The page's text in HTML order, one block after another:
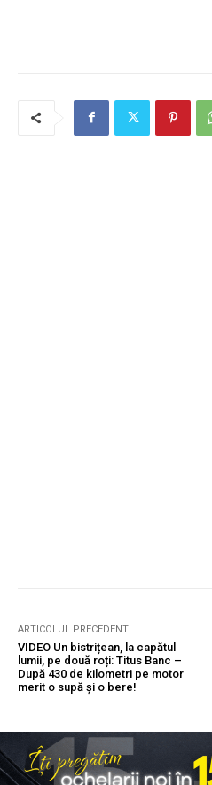
ARTICOLUL PRECEDENT
VIDEO Un bistrițean, la capătul
lumii, pe două roți: Titus Banc –
După 430 de kilometri pe motor
merit o supă și o bere!